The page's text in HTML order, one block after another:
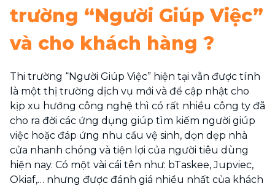
trường “Người Giúp Việc”
và cho khách hàng ?
Thi trường “Người Giúp Việc” hiện tại vẫn được tính
là một thị trường dịch vụ mới và để cập nhật cho
kịp xu hướng công nghệ thì có rất nhiều công ty đã
cho ra đời các ứng dụng giúp tìm kiếm người giúp
việc hoặc đáp ứng nhu cầu vệ sinh, dọn dẹp nhà
cửa nhanh chóng và tiện lợi của người tiêu dùng
hiện nay. Có một vài cái tên như: bTaskee, Jupviec,
Okiaf,… nhưng được đánh giá nhiều nhất của khách